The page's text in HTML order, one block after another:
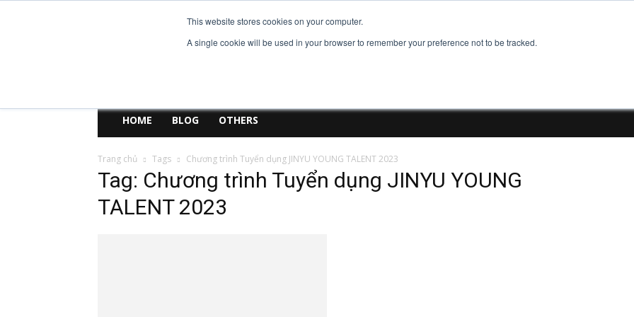
This website stores cookies on your computer.
A single cookie will be used in your browser to remember your preference not to be tracked.
HOME BLOG OTHERS
Trang chủ Tags Chương trình Tuyển dụng JINYU YOUNG TALENT 2023
Tag: Chương trình Tuyển dụng JINYU YOUNG
TALENT 2023